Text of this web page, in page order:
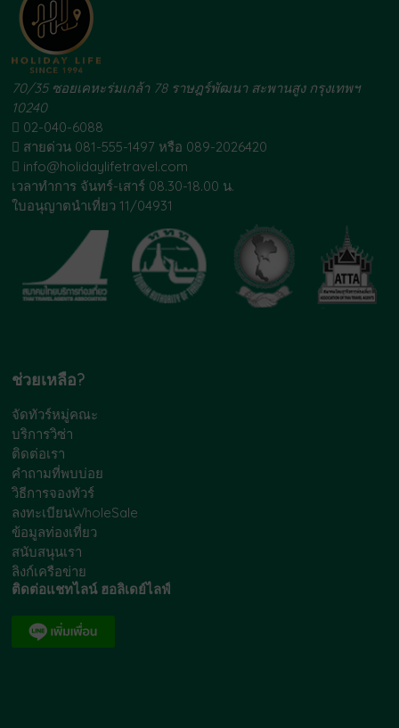
70/35 ซอยเคหะร่มเกล้า 78 ราษฎร์พัฒนา สะพานสูง กรุงเทพฯ
10240
02-040-6088
สายด่วน 081-555-1497 หรือ 089-2026420
info@holidaylifetravel.com
เวลาทำการ จันทร์-เสาร์ 08.30-18.00 น.
ใบอนุญาตนำเที่ยว 11/04931
ช่วยเหลือ?
จัดทัวร์หมู่คณะ
บริการวิซ่า
ติดต่อเรา
คำถามที่พบบ่อย
วิธีการจองทัวร์
ลงทะเบียนWholeSale
ข้อมูลท่องเที่ยว
สนับสนุนเรา
ลิงก์เครือข่าย
ติดต่อแชทไลน์ ฮอลิเดย์ไลฟ์